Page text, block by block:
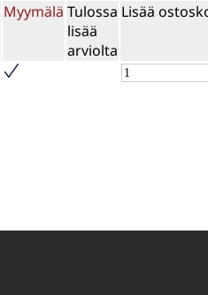
Myymälä Tulossa
lisää
arviolta
Lisää